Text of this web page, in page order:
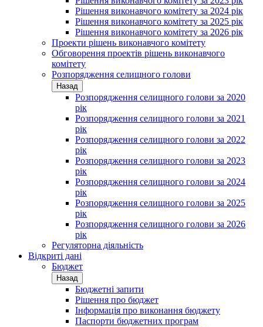
Рішення виконавчого комітету за 2024 рік
Рішення виконавчого комітету за 2025 рік
Рішення виконавчого комітету за 2026 рік
Проекти рішень виконавчого комітету
Обговорення проектів рішень виконавчого
комітету
Розпорядження селищного голови
Назад
Розпорядження селищного голови за 2020
рік
Розпорядження селищного голови за 2021
рік
Розпорядження селищного голови за 2022
рік
Розпорядження селищного голови за 2023
рік
Розпорядження селищного голови за 2024
рік
Розпорядження селищного голови за 2025
рік
Розпорядження селищного голови за 2026
рік
Регуляторна діяльність
Відкриті дані
Бюджет
Назад
Бюджетні запити
Рішення про бюджет
Інформація про виконання бюджету
Паспорти бюджетних програм